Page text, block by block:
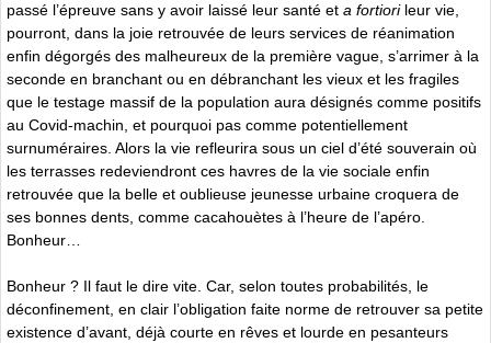
passé l’épreuve sans y avoir laissé leur santé et a fortiorileur vie,
pourront, dans la joie retrouvée de leurs services de réanimation
enfin dégorgés des malheureux de la première vague, s’arrimer à la
seconde en branchant ou en débranchant les vieux et les fragiles
que le testage massif de la population aura désignés comme positifs
au Covid-machin, et pourquoi pas comme potentiellement
surnuméraires. Alors la vie refleurira sous un ciel d’été souverain où
les terrasses redeviendront ces havres de la vie sociale enfin
retrouvée que la belle et oublieuse jeunesse urbaine croquera de
ses bonnes dents, comme cacahouètes à l’heure de l’apéro.
Bonheur…
Bonheur ? Il faut le dire vite. Car, selon toutes probabilités, le
déconfinement, en clair l’obligation faite norme de retrouver sa petite
existence d’avant, déjà courte en rêves et lourde en pesanteurs